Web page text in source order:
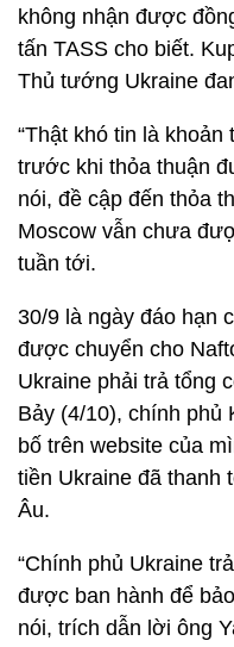
không nhận được
tấn TASS cho biết.
Thủ tướng Ukraine
“Thật khó tin là
trước khi thỏa thuận
nói, đề cập đến thỏa
Moscow vẫn chưa
tuần tới.
30/9 là ngày đáo hạn
được chuyển cho
Ukraine phải trả tổng
Bảy (4/10), chính phủ
bố trên website của
tiền Ukraine đã thanh
Âu.
“Chính phủ Ukraine
được ban hành để
nói, trích dẫn lời ông